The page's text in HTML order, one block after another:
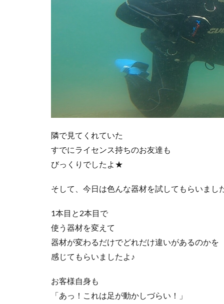
隣で見てくれていた
すでにライセンス持ちのお友達も
びっくりでしたよ★
そして、今日は色んな器材を試してもらいまし
1本目と2本目で
使う器材を変えて
器材が変わるだけでどれだけ違いがあるのかを
感じてもらいましたよ♪
お客様自身も
「あっ！これは足が動かしづらい！」